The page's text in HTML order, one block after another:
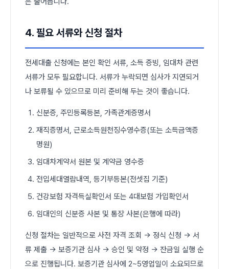
4. 필요 서류와 신청 절차
전세대출 신청에는 본인 확인 서류, 소득 증빙, 임대차 관련
서류가 모두 필요합니다. 서류가 누락되면 심사가 지연되거
나 보류될 수 있으므로 미리 준비해 두는 것이 좋습니다.
신분증, 주민등록등본, 가족관계증명서
재직증명서, 근로소득원천징수영수증(또는 소득금액증
명원)
임대차계약서 원본 및 계약금 영수증
전입세대열람내역, 등기부등본(전셋집 기준)
건강보험 자격득실확인서 또는 4대보험 가입확인서
임대인의 신분증 사본 및 통장 사본(은행에 따라)
신청 절차는 일반적으로 사전 자격 조회 → 정식 신청 → 서
류 제출 → 보증기관 심사 → 승인 및 약정 → 잔금일 실행 순
으로 진행됩니다. 보증기관 심사에 2~5영업일이 소요되므로